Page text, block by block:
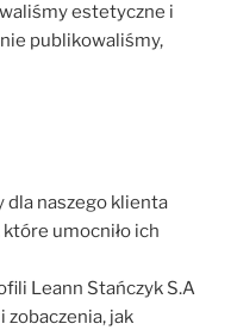
estetyczne i
publikowaliśmy,
dla naszego klienta
umocniło ich
Leann Stańczyk S.A
zobaczenia, jak